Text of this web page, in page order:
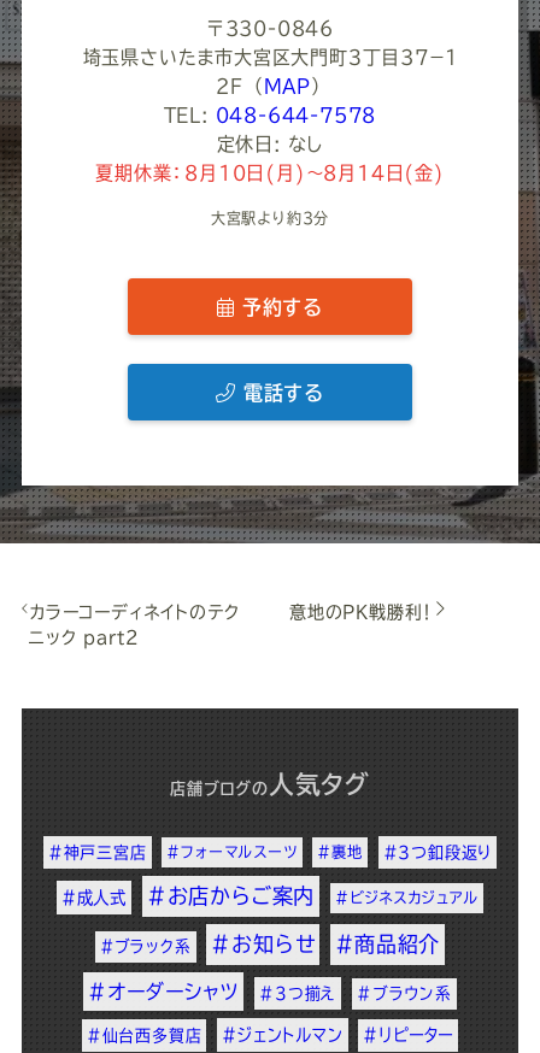
〒330-0846
埼玉県さいたま市大宮区大門町３丁目37−１
2F
（ MAP ）
TEL: 048-644-7578
定休日: なし
夏期休業：8月10日(月)～8月14日(金)
大宮駅より約3分
予約する
電話する
カラーコーディネイトのテク
ニック part2
意地のPK戦勝利！
店舗ブログの 人気タグ
#神戸三宮店 #フォーマルスーツ #裏地 #3つ釦段返り
#成人式 #お店からご案内 #ビジネスカジュアル
#ブラック系 #お知らせ #商品紹介
#オーダーシャツ #3つ揃え #ブラウン系
#仙台西多賀店 #ジェントルマン #リピーター